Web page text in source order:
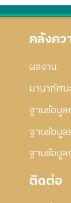
คลังคว
ผลงาน
นานาทัศน
ฐานข้อมูล
ฐานข้อมูล
ฐานข้อมูล
ติดต่อ